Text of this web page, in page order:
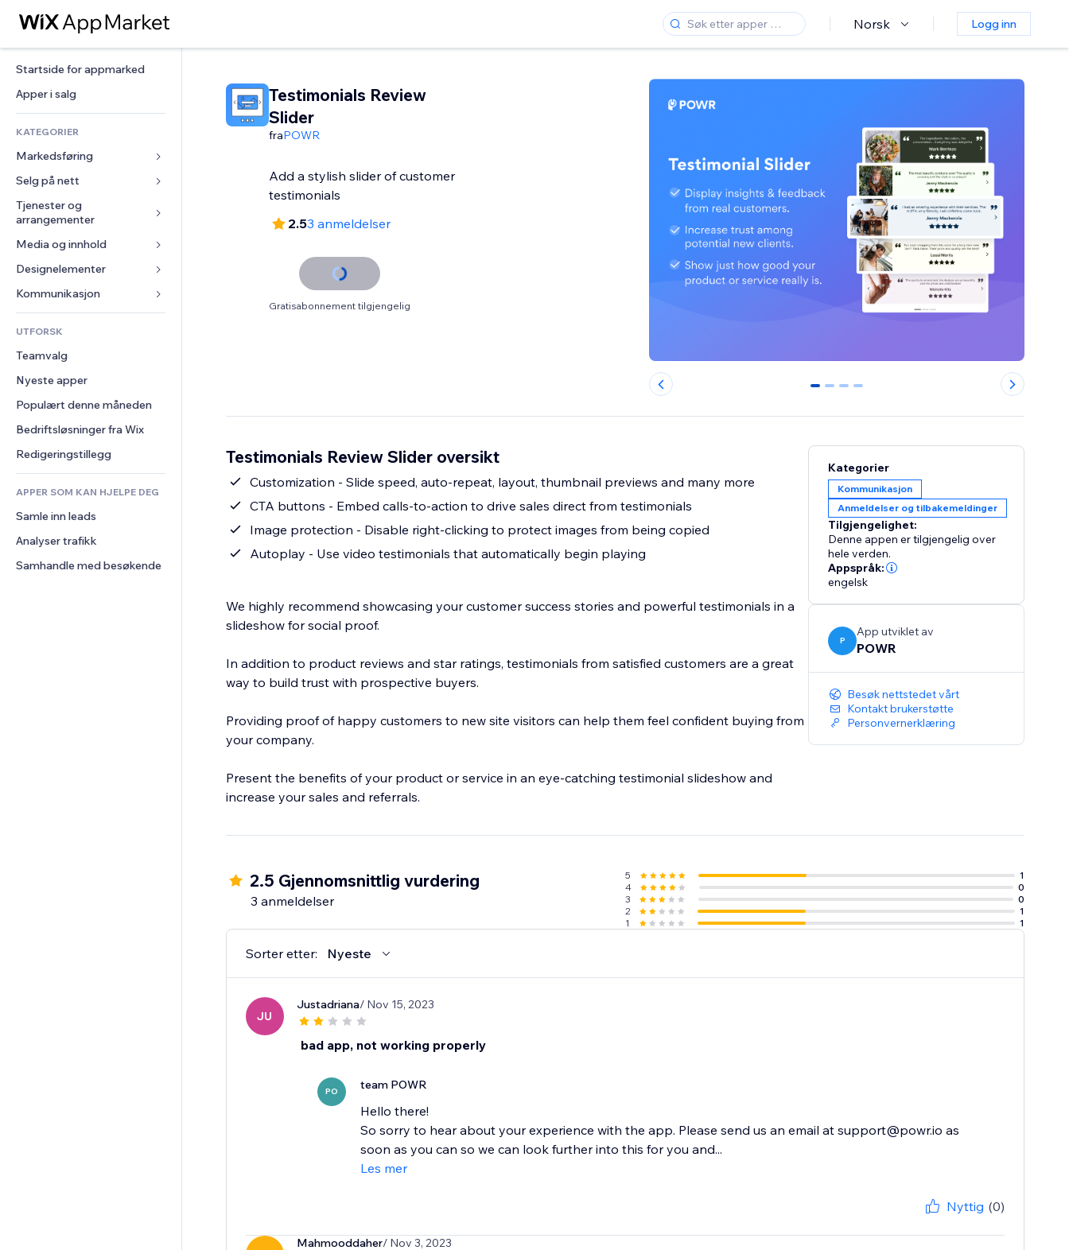
Norsk Logg inn
Startside for appmarked
Apper i salg
KATEGORIER
Markedsføring
Annonser
Mobil
Analyser
Sosiale medier
SEO
Engasjement
Nettstedsoppføringer
E-post
Konvertering
Selg på nett
Apper for butikker
Frakt og levering
Selg-knapper
Nettkurs
On-demand-utskrift
Regnskap
Kuponger og fordelsprogram
Lagerløsninger
Dropshipping
Priser og abonnement
Folkefinansiering
Mat og drikke
Tjenester og
arrangementer
Hoteller
Arrangementer
Restauranter
Eiendom
Bookinger
Media og innhold
Galleri
Musikk
Podkaster
Fotografi
Video
PDF
Fildeling
Nyheter
Designelementer
Kart og navigasjon
Personvern og sikkerhet
Klokke
Sidemaler
Bildeeffekter
Knapper og menyer
Bannere og merker
Kalkulatorer
Søk
Vær
Diagrammer og tabeller
Skjemaer
Avstemninger
Chat
Kommentarer
Telefon
Samfunn
Anmeldelser og
UTFORSK
Teamvalg
Nyeste apper
Populært denne måneden
Bedriftsløsninger fra Wix
Redigeringstillegg
APPER SOM KAN HJELPE DEG
Samle inn leads
Analyser trafikk
Samhandle med besøkende
Testimonials Review
Slider
fraPOWR
Add a stylish slider of customer
testimonials
2.53 anmeldelser
Gratisabonnement tilgjengelig
0 1 2 3
Testimonials Review Slider oversikt
Customization - Slide speed, auto-repeat, layout, thumbnail previews and many more
CTA buttons - Embed calls-to-action to drive sales direct from testimonials
Image protection - Disable right-clicking to protect images from being copied
Autoplay - Use video testimonials that automatically begin playing
We highly recommend showcasing your customer success stories and powerful testimonials in a
slideshow for social proof.
In addition to product reviews and star ratings, testimonials from satisfied customers are a great
way to build trust with prospective buyers.
Providing proof of happy customers to new site visitors can help them feel confident buying from
your company.
Present the benefits of your product or service in an eye-catching testimonial slideshow and
increase your sales and referrals.
Kategorier
Kommunikasjon
Anmeldelser og tilbakemeldinger
Tilgjengelighet:
Denne appen er tilgjengelig over
hele verden.
Appspråk:
engelsk
P
App utviklet av
POWR
Besøk nettstedet vårt
Kontakt brukerstøtte
Personvernerklæring
2.5 Gjennomsnittlig vurdering
3 anmeldelser
5
1
4
0
3
0
2
1
1
1
Sorter etter: Nyeste
JU
Justadriana/ Nov 15, 2023
bad app, not working properly
PO team POWR
Hello there!
So sorry to hear about your experience with the app. Please send us an email at support@powr.io as
soon as you can so we can look further into this for you and...
Les mer
Nyttig (0)
Mahmooddaher/ Nov 3, 2023